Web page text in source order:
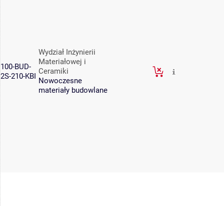
100-BUD-
2S-210-KBI
Wydział Inżynierii
Materiałowej i
Ceramiki
Nowoczesne
materiały budowlane